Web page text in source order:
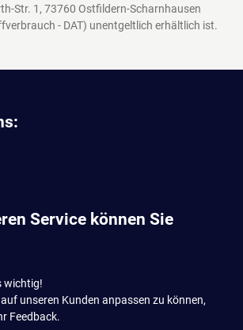
Str. 1, 73760 Ostfildern-Scharnhausen
- DAT) unentgeltlich erhältlich ist.
Service können Sie
wichtig!
unseren Kunden anpassen zu können,
Feedback.